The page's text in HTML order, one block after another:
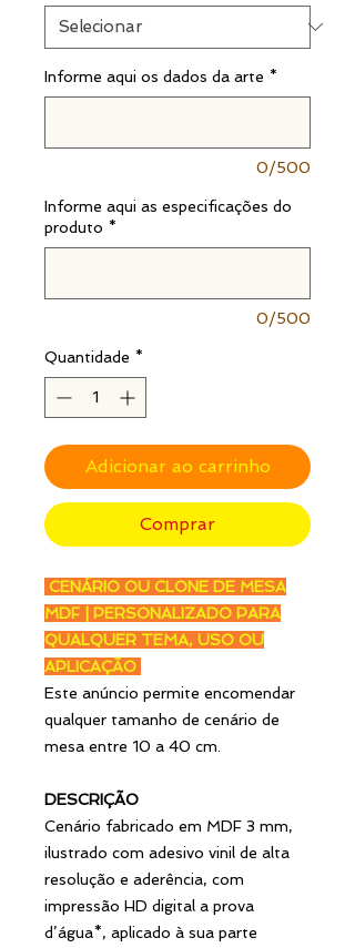
Informe aqui os dados da arte *
0/500
Informe aqui as especificações do
produto *
0/500
Quantidade *
Adicionar ao carrinho
Comprar
CENÁRIO OU CLONE DE MESA
MDF | PERSONALIZADO PARA
QUALQUER TEMA, USO OU
APLICAÇÃO
Este anúncio permite encomendar
qualquer tamanho de cenário de
mesa entre 10 a 40 cm.
DESCRIÇÃO
Cenário fabricado em MDF 3 mm,
ilustrado com adesivo vinil de alta
resolução e aderência, com
impressão HD digital a prova
d’água*, aplicado à sua parte